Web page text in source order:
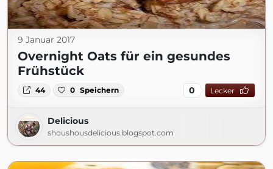
9 Januar 2017
Overnight Oats für ein gesundes
Frühstück
44 0 Speichern 0 Lecker
Delicious
shoushousdelicious.blogspot.com